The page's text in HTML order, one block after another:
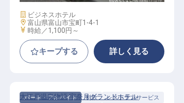
施設業態
ビジネスホテル
勤務地
富山県富山市宝町1-4-1
給与
時給／1,100円～
キープする 詳しく見る
パート・アルバイト 料飲 レストランサービス
大江戸温泉物語 宇奈月グランドホテル